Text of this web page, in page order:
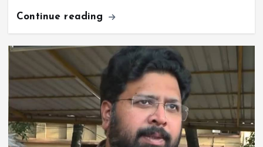
Continue reading